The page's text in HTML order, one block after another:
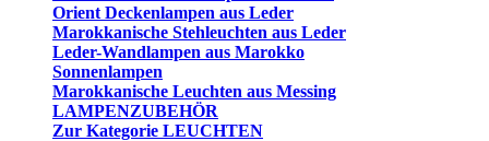
Orient Deckenlampen aus Leder
Marokkanische Stehleuchten aus Leder
Leder-Wandlampen aus Marokko
Sonnenlampen
Marokkanische Leuchten aus Messing
LAMPENZUBEHÖR
Zur Kategorie LEUCHTEN